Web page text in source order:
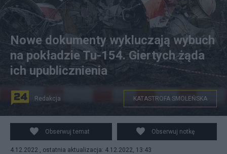
Międzynarodowi biegli: w ciałach ofiar katastrofy w
Smoleńsku brak obrażeń wskazujących na wybuch. Fot.
Wikipedia
Nowe dokumenty wykluczają wybuch
na pokładzie Tu-154. Giertych żąda
ich upublicznienia
Redakcja KATASTROFA SMOLEŃSKA
Obserwuj temat Obserwuj notkę
4.12.2022 , ostatnia aktualizacja: 4.12.2022, 13:43